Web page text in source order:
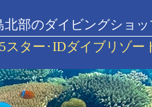
北部のダイビングショッ
スター･IDダイブリゾー